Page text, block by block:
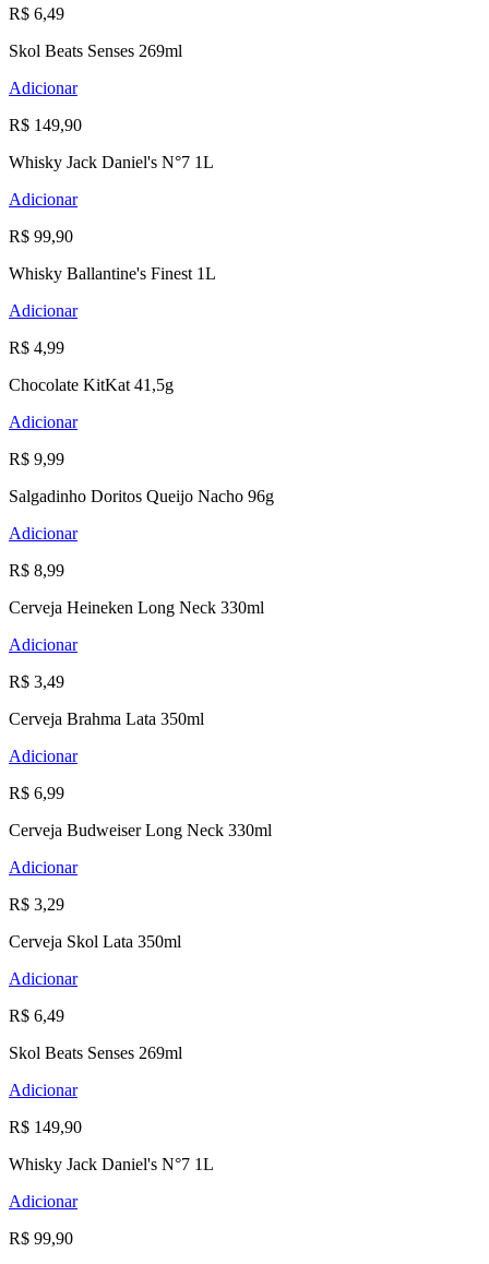
R$ 6,49
Skol Beats Senses 269ml
Adicionar
R$ 149,90
Whisky Jack Daniel's N°7 1L
Adicionar
R$ 99,90
Whisky Ballantine's Finest 1L
Adicionar
R$ 4,99
Chocolate KitKat 41,5g
Adicionar
R$ 9,99
Salgadinho Doritos Queijo Nacho 96g
Adicionar
R$ 8,99
Cerveja Heineken Long Neck 330ml
Adicionar
R$ 3,49
Cerveja Brahma Lata 350ml
Adicionar
R$ 6,99
Cerveja Budweiser Long Neck 330ml
Adicionar
R$ 3,29
Cerveja Skol Lata 350ml
Adicionar
R$ 6,49
Skol Beats Senses 269ml
Adicionar
R$ 149,90
Whisky Jack Daniel's N°7 1L
Adicionar
R$ 99,90